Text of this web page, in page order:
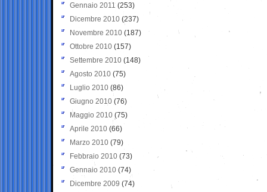
Gennaio 2011 (253)
Dicembre 2010 (237)
Novembre 2010 (187)
Ottobre 2010 (157)
Settembre 2010 (148)
Agosto 2010 (75)
Luglio 2010 (86)
Giugno 2010 (76)
Maggio 2010 (75)
Aprile 2010 (66)
Marzo 2010 (79)
Febbraio 2010 (73)
Gennaio 2010 (74)
Dicembre 2009 (74)